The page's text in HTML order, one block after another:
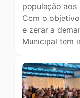
população aos
Com o
e zerar a
Municipal tem